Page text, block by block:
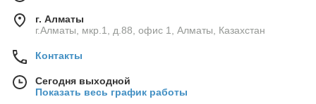
г. Алматы
г.Алматы, мкр.1, д.88, офис 1, Алматы, Казахстан
Контакты
Сегодня выходной
Показать весь график работы